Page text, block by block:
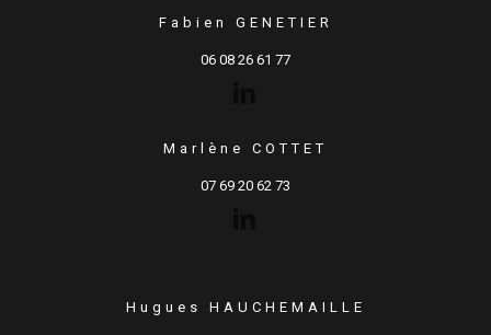
Fabien GENETIER
06 08 26 61 77
Marlène COTTET
07 69 20 62 73
Hugues HAUCHEMAILLE